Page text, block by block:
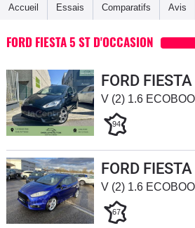
Guide
d'achat
Utilitaires
Flottes
Accueil Essais Comparatifs Avis
FORD FIESTA 5 ST D'OCCASION
FORD
V (2) 1.6
94
FORD
V (2) 1.6
67